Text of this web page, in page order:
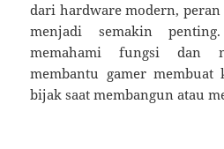
dari hardware modern,
menjadi semakin
memahami fungsi dan
membantu gamer membuat
bijak saat membangun atau